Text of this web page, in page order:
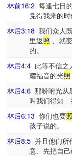
林前16:2 每逢七日
免得我来的时
林后3:18 我们众人
里返照 、就
的。
林后4:4 此等不信
耀福音的光照
林后4:6 那吩咐光从
叫我们得知
林后6:13 你们也要照
孩子说的。
林后8:5 并且他们所
意、先把自己